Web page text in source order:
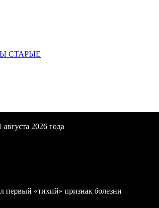
СТАРЫЕ
2026 года
первый «тихий» признак болезни